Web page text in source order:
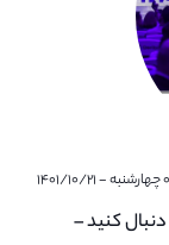
۲۱
۲۰۲۳ که باید دنبال کنید –